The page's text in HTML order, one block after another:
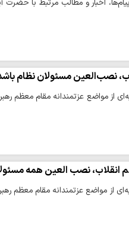
نصب‌العین مسئولان نظام
از مواضع عزتمندانه مقام معظم
انقلاب، نصب العین همه
از مواضع عزتمندانه مقام معظم